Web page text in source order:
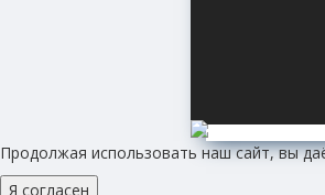
Продолжая использовать наш сайт, вы
Я согласен